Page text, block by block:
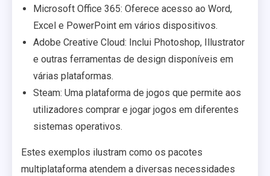
Microsoft Office 365: Oferece acesso ao Word,
Excel e PowerPoint em vários dispositivos.
Adobe Creative Cloud: Inclui Photoshop, Illustrator
e outras ferramentas de design disponíveis em
várias plataformas.
Steam: Uma plataforma de jogos que permite aos
utilizadores comprar e jogar jogos em diferentes
sistemas operativos.
Estes exemplos ilustram como os pacotes
multiplataforma atendem a diversas necessidades